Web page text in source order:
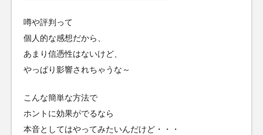
噂や評判って
個人的な感想だから、
あまり信憑性はないけど、
やっぱり影響されちゃうな～
こんな簡単な方法で
ホントに効果がでるなら
本音としてはやってみたいんだけど・・・